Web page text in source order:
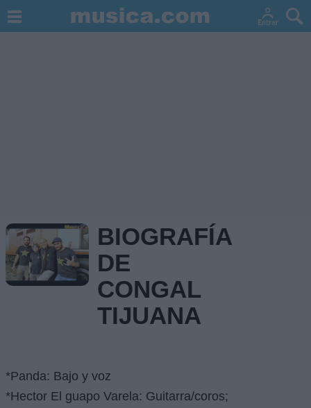
BIOGRAFÍA
DE
CONGAL
TIJUANA
*Panda: Bajo y voz
*Hector El guapo Varela: Guitarra/coros;